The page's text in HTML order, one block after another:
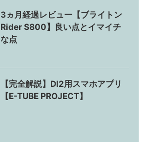
3ヵ月経過レビュー【ブライトン
Rider S800】良い点とイマイチ
な点
【完全解説】DI2用スマホアプリ
【E-TUBE PROJECT】